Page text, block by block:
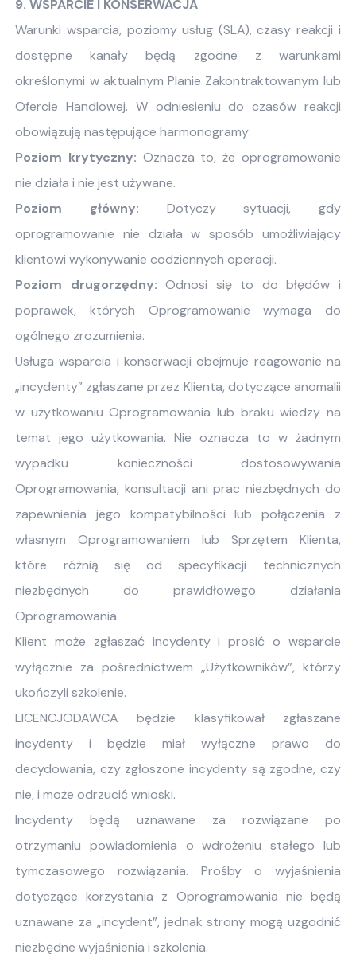
9. WSPARCIE I KONSERWACJA
Warunki wsparcia, poziomy usług (SLA), czasy reakcji i
dostępne kanały będą zgodne z warunkami
określonymi w aktualnym Planie Zakontraktowanym lub
Ofercie Handlowej. W odniesieniu do czasów reakcji
obowiązują następujące harmonogramy:
Poziom krytyczny: Oznacza to, że oprogramowanie
nie działa i nie jest używane.
Poziom główny: Dotyczy sytuacji, gdy
oprogramowanie nie działa w sposób umożliwiający
klientowi wykonywanie codziennych operacji.
Poziom drugorzędny: Odnosi się to do błędów i
poprawek, których Oprogramowanie wymaga do
ogólnego zrozumienia.
Usługa wsparcia i konserwacji obejmuje reagowanie na
„incydenty” zgłaszane przez Klienta, dotyczące anomalii
w użytkowaniu Oprogramowania lub braku wiedzy na
temat jego użytkowania. Nie oznacza to w żadnym
wypadku konieczności dostosowywania
Oprogramowania, konsultacji ani prac niezbędnych do
zapewnienia jego kompatybilności lub połączenia z
własnym Oprogramowaniem lub Sprzętem Klienta,
które różnią się od specyfikacji technicznych
niezbędnych do prawidłowego działania
Oprogramowania.
Klient może zgłaszać incydenty i prosić o wsparcie
wyłącznie za pośrednictwem „Użytkowników”, którzy
ukończyli szkolenie.
LICENCJODAWCA będzie klasyfikował zgłaszane
incydenty i będzie miał wyłączne prawo do
decydowania, czy zgłoszone incydenty są zgodne, czy
nie, i może odrzucić wnioski.
Incydenty będą uznawane za rozwiązane po
otrzymaniu powiadomienia o wdrożeniu stałego lub
tymczasowego rozwiązania. Prośby o wyjaśnienia
dotyczące korzystania z Oprogramowania nie będą
uznawane za „incydent”, jednak strony mogą uzgodnić
niezbędne wyjaśnienia i szkolenia.